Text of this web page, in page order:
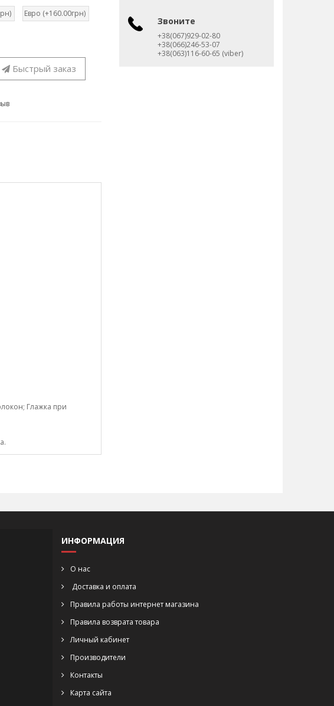
Евро (+160.00грн)
Быстрый заказ
Глажка при
Звоните
+38(067)929-02-80
+38(066)246-53-07
+38(063)116-60-65 (viber)
ИНФОРМАЦИЯ
О нас
Доставка и оплата
Правила работы интернет магазина
Правила возврата товара
Личный кабинет
Производители
Контакты
Карта сайта